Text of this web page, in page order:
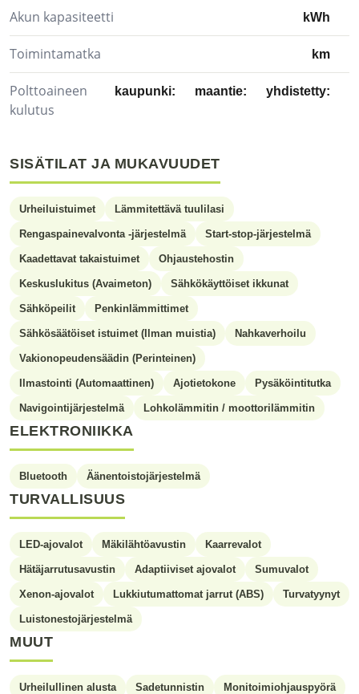
Akun kapasiteetti kWh
Toimintamatka km
Polttoaineen
kulutus
kaupunki: maantie: yhdistetty:
SISÄTILAT JA MUKAVUUDET
Urheiluistuimet Lämmitettävä tuulilasi
Rengaspainevalvonta -järjestelmä Start-stop-järjestelmä
Kaadettavat takaistuimet Ohjaustehostin
Keskuslukitus (Avaimeton) Sähkökäyttöiset ikkunat
Sähköpeilit Penkinlämmittimet
Sähkösäätöiset istuimet (Ilman muistia) Nahkaverhoilu
Vakionopeudensäädin (Perinteinen)
Ilmastointi (Automaattinen) Ajotietokone Pysäköintitutka
Navigointijärjestelmä Lohkolämmitin / moottorilämmitin
ELEKTRONIIKKA
Bluetooth Äänentoistojärjestelmä
TURVALLISUUS
LED-ajovalot Mäkilähtöavustin Kaarrevalot
Hätäjarrutusavustin Adaptiiviset ajovalot Sumuvalot
Xenon-ajovalot Lukkiutumattomat jarrut (ABS) Turvatyynyt
Luistonestojärjestelmä
MUUT
Urheilullinen alusta Sadetunnistin Monitoimiohjauspyörä